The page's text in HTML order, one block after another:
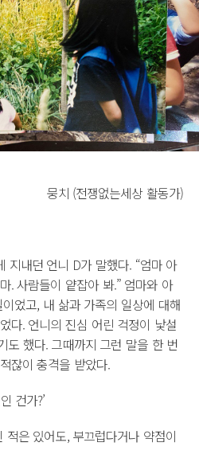
뭉치 (전쟁없는세상 활동가)
지내던 언니 D가 말했다. “엄마 아
. 사람들이 얕잡아 봐.” 엄마와 아
었고, 내 삶과 가족의 일상에 대해
다. 언니의 진심 어린 걱정이 낯설
도 했다. 그때까지 그런 말을 한 번
잖이 충격을 받았다.
건가?’
은 있어도, 부끄럽다거나 약점이